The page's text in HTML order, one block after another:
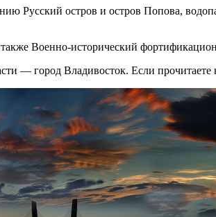
Русский остров и остров Попова,
Военно-исторический
— город Владивосток. Если прочитаете